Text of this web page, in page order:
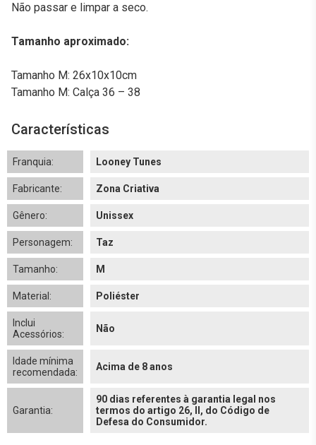
Não passar e limpar a seco.
Tamanho aproximado:
Tamanho M: 26x10x10cm
Tamanho M: Calça 36 – 38
Características
Franquia: Looney Tunes
Fabricante: Zona Criativa
Gênero: Unissex
Personagem: Taz
Tamanho: M
Material: Poliéster
Inclui
Acessórios:
Não
Idade mínima
recomendada:
Acima de 8 anos
Garantia:
90 dias referentes à garantia legal nos
termos do artigo 26, II, do Código de
Defesa do Consumidor.